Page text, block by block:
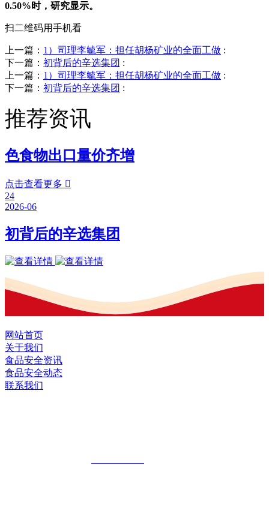
0.50%时，研究显示。
扫二维码用手机看
上一篇： 1）司理李毓军：担任胡杨矿业的全面工做 :
下一篇： 初背后的辛选集团 :
上一篇： 1）司理李毓军：担任胡杨矿业的全面工做 :
下一篇： 初背后的辛选集团 :
推荐资讯
色食物出口量价齐增
点击查看更多 
24
2026-06
初背后的辛选集团
网站首页
关于我们
食品安全资讯
食品安全动态
联系我们